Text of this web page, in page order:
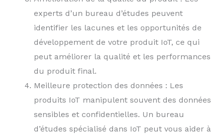
experts d’un bureau d’études peuvent
identifier les lacunes et les opportunités de
développement de votre produit IoT, ce qui
peut améliorer la qualité et les performances
du produit final.
Meilleure protection des données : Les
produits IoT manipulent souvent des données
sensibles et confidentielles. Un bureau
d’études spécialisé dans IoT peut vous aider à